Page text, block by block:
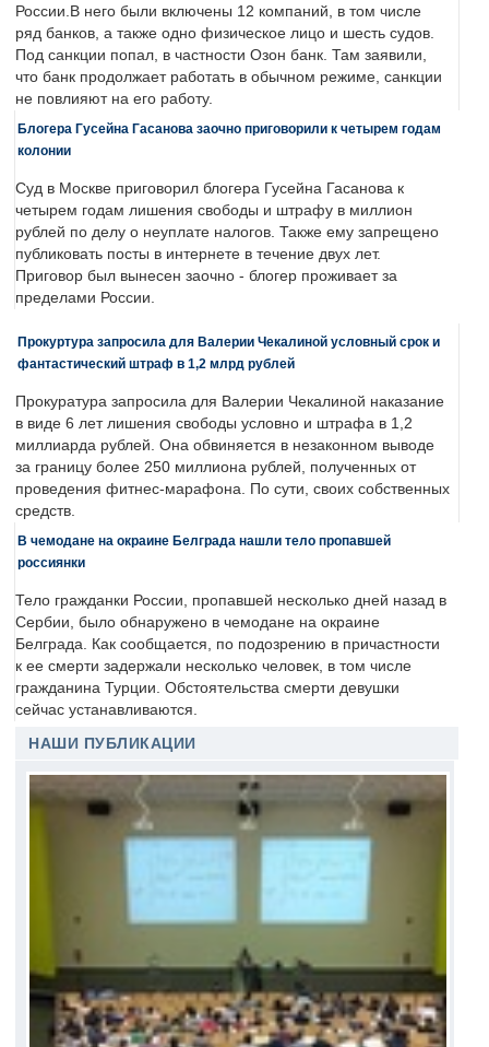
России.В него были включены 12 компаний, в том числе
ряд банков, а также одно физическое лицо и шесть судов.
Под санкции попал, в частности Озон банк. Там заявили,
что банк продолжает работать в обычном режиме, санкции
не повлияют на его работу.
Блогера Гусейна Гасанова заочно приговорили к четырем годам
колонии
Суд в Москве приговорил блогера Гусейна Гасанова к
четырем годам лишения свободы и штрафу в миллион
рублей по делу о неуплате налогов. Также ему запрещено
публиковать посты в интернете в течение двух лет.
Приговор был вынесен заочно - блогер проживает за
пределами России.
Прокуртура запросила для Валерии Чекалиной условный срок и
фантастический штраф в 1,2 млрд рублей
Прокуратура запросила для Валерии Чекалиной наказание
в виде 6 лет лишения свободы условно и штрафа в 1,2
миллиарда рублей. Она обвиняется в незаконном выводе
за границу более 250 миллиона рублей, полученных от
проведения фитнес-марафона. По сути, своих собственных
средств.
В чемодане на окраине Белграда нашли тело пропавшей
россиянки
Тело гражданки России, пропавшей несколько дней назад в
Сербии, было обнаружено в чемодане на окраине
Белграда. Как сообщается, по подозрению в причастности
к ее смерти задержали несколько человек, в том числе
гражданина Турции. Обстоятельства смерти девушки
сейчас устанавливаются.
НАШИ ПУБЛИКАЦИИ